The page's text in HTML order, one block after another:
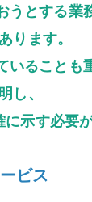
うとする業
ります。
ることも
し、
示す必要が
ビス